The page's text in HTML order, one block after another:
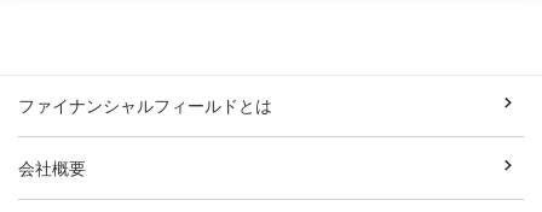
ファイナンシャルフィールドとは
会社概要